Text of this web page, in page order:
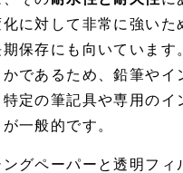
に対して非常に強いた
保存にも向いています
であるため、鉛筆やイ
定の筆記具や専用のイ
一般的です。
ングペーパーと透明フィ